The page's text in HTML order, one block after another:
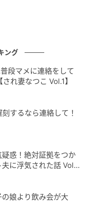
崎市東明大寺町10-
ーテUNY精華台
時 店舗住所：京
ドン・キホーテ
浜北店 オープン日
静岡県浜松市浜名
北 1F 営業時間：
ング
段マメに連絡をして
れ妻なつこ Vol.1】
するなら連絡して！
疑惑！絶対証拠をつか
に浮気された話 Vol.
の娘より飲み会が大